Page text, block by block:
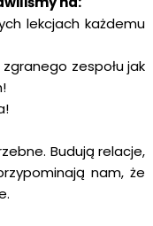
lekcjach każdemu
zespołu jak
Budują relacje,
nam, że